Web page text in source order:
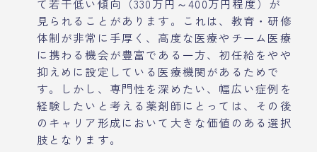
て若干低い傾向（330万円～400万円程度）が
見られることがあります。これは、教育・研修
体制が非常に手厚く、高度な医療やチーム医療
に携わる機会が豊富である一方、初任給をやや
抑えめに設定している医療機関があるためで
す。しかし、専門性を深めたい、幅広い症例を
経験したいと考える薬剤師にとっては、その後
のキャリア形成において大きな価値のある選択
肢となります。